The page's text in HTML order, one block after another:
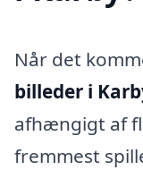
Når det
billeder i
afhængigt af
fremmest